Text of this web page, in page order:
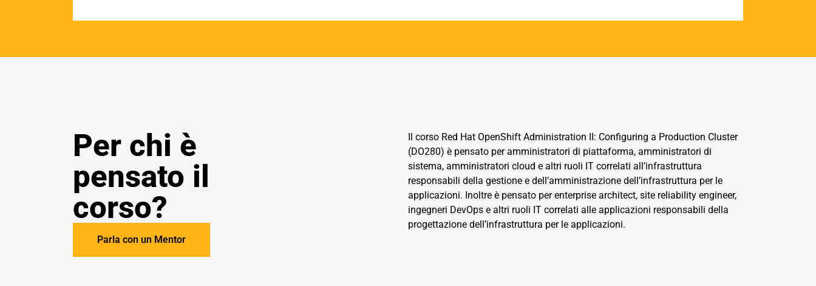
Per chi è
pensato il
corso?
Parla con un Mentor
Il corso Red Hat OpenShift Administration II: Configuring a Production Cluster
(DO280) è pensato per amministratori di piattaforma, amministratori di
sistema, amministratori cloud e altri ruoli IT correlati all’infrastruttura
responsabili della gestione e dell’amministrazione dell’infrastruttura per le
applicazioni. Inoltre è pensato per enterprise architect, site reliability engineer,
ingegneri DevOps e altri ruoli IT correlati alle applicazioni responsabili della
progettazione dell’infrastruttura per le applicazioni.